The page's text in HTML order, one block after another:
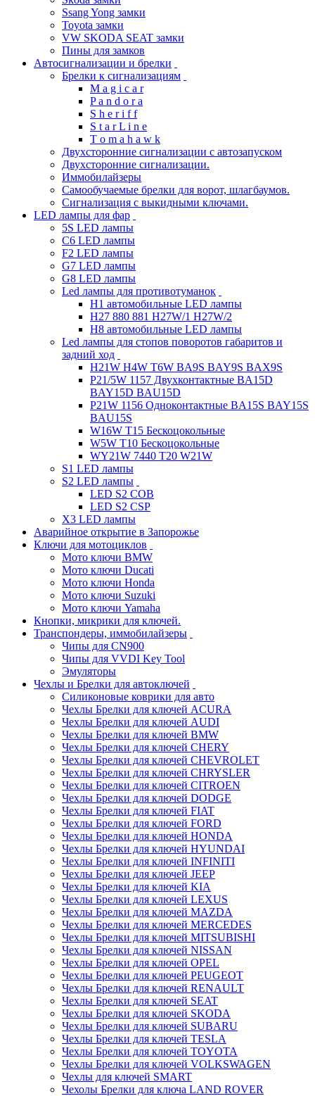
Ssang Yong замки
Toyota замки
VW SKODA SEAT замки
Пины для замков
Автосигнализации и брелки
Брелки к сигнализациям
M a g i c a r
P a n d o r a
S h e r i f f
S t a r L i n e
T o m a h a w k
Двухсторонние сигнализации с автозапуском
Двухсторонние сигнализации.
Иммобилайзеры
Самообучаемые брелки для ворот, шлагбаумов.
Сигнализация с выкидными ключами.
LED лампы для фар
5S LED лампы
C6 LED лампы
F2 LED лампы
G7 LED лампы
G8 LED лампы
Led лампы для противотуманок
H1 автомобильные LED лампы
H27 880 881 H27W/1 H27W/2
H8 автомобильные LED лампы
Led лампы для стопов поворотов габаритов и
задний ход
H21W H4W T6W BA9S BAY9S BAX9S
P21/5W 1157 Двухконтактные BA15D
BAY15D BAU15D
P21W 1156 Одноконтактные BA15S BAY15S
BAU15S
W16W T15 Бескоцокольные
W5W T10 Бескоцокольные
WY21W 7440 T20 W21W
S1 LED лампы
S2 LED лампы
LED S2 COB
LED S2 CSP
X3 LED лампы
Аварийное открытие в Запорожье
Ключи для мотоциклов
Мото ключи BMW
Мото ключи Ducati
Мото ключи Honda
Мото ключи Suzuki
Мото ключи Yamaha
Кнопки, микрики для ключей.
Транспондеры, иммобилайзеры
Чипы для CN900
Чипы для VVDI Key Tool
Эмуляторы
Чехлы и Брелки для автоключей
Силиконовые коврики для авто
Чехлы Брелки для ключей ACURA
Чехлы Брелки для ключей AUDI
Чехлы Брелки для ключей BMW
Чехлы Брелки для ключей CHERY
Чехлы Брелки для ключей CHEVROLET
Чехлы Брелки для ключей CHRYSLER
Чехлы Брелки для ключей CITROEN
Чехлы Брелки для ключей DODGE
Чехлы Брелки для ключей FIAT
Чехлы Брелки для ключей FORD
Чехлы Брелки для ключей HONDA
Чехлы Брелки для ключей HYUNDAI
Чехлы Брелки для ключей INFINITI
Чехлы Брелки для ключей JEEP
Чехлы Брелки для ключей KIA
Чехлы Брелки для ключей LEXUS
Чехлы Брелки для ключей MAZDA
Чехлы Брелки для ключей MERCEDES
Чехлы Брелки для ключей MITSUBISHI
Чехлы Брелки для ключей NISSAN
Чехлы Брелки для ключей OPEL
Чехлы Брелки для ключей PEUGEOT
Чехлы Брелки для ключей RENAULT
Чехлы Брелки для ключей SEAT
Чехлы Брелки для ключей SKODA
Чехлы Брелки для ключей SUBARU
Чехлы Брелки для ключей TESLA
Чехлы Брелки для ключей TOYOTA
Чехлы Брелки для ключей VOLKSWAGEN
Чехлы для ключей SMART
Чехолы Брелки для ключа LAND ROVER